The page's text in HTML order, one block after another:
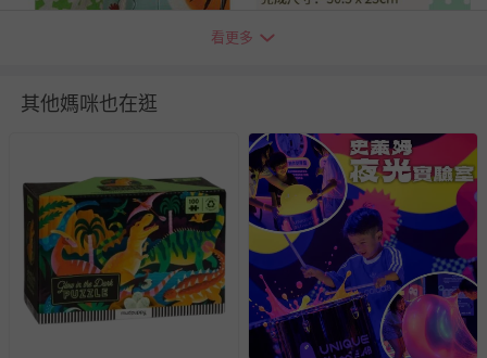
商品在拍攝時力求忠實呈現，但因為氣候、光線亮度，以及每
台電腦、手機或平板會因為螢幕亮度及解析度不同，與實際成
看更多
其他媽咪也在逛